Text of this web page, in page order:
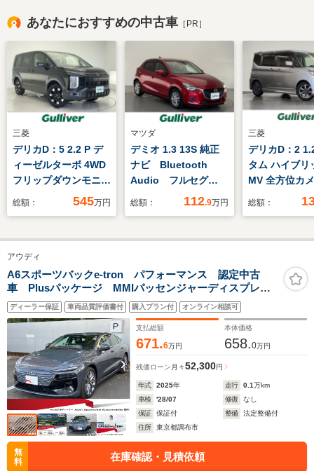
あなたにおすすめの中古車 ［PR］
三菱
デリカD：5 2.2 P デ
ィーゼルターボ 4WD
フリップダウンモニタ
ー アルパインナビ
AndroidAuto
Bluetooth USB フ
ルセグ バックカメ
ラ レダクル 両側パ
ワスラ パドルシフト
総額： 545万円
マツダ
デミオ 1.3 13S 純正
ナビ Bluetooth
Audio フルセグ
TV 衝突被害軽減ブ
ソナー 純正エアロ
リングストップ 前席
シートヒーター ETC
総額： 112.9万円
三菱
デリカD：2
タム ハイブリ
MV 全方位カ
ケージ 両側パ
ライブレコー
デュアルカメ
キサポート/ア
ール/パーキン
サー/ハイビー
スト
総額：
アウディ
A6スポーツバックe-tron パフォーマンス 認定中古
車 Plusパッケージ MMIパッセンジャーディスプレ
イ マトリクスLEDライト/ダイナミックターンインディ
ケーター ウィンターパッケージ シートヒーターフロ
ント/リヤ リモートエアコンディショナープラス
ディーラー保証 車両品質評価書付 購入プラン付 オンライン相談可
支払総額
671.6万円
本体価格
658.0万円
残価ローン 月々52,300円
年式 2025年 走行 0.1万km
車検
'28/07 修復
なし
保証
保証付 整備
法定整備付
住所
東京都調布市
無
料
在庫確認・見積依頼